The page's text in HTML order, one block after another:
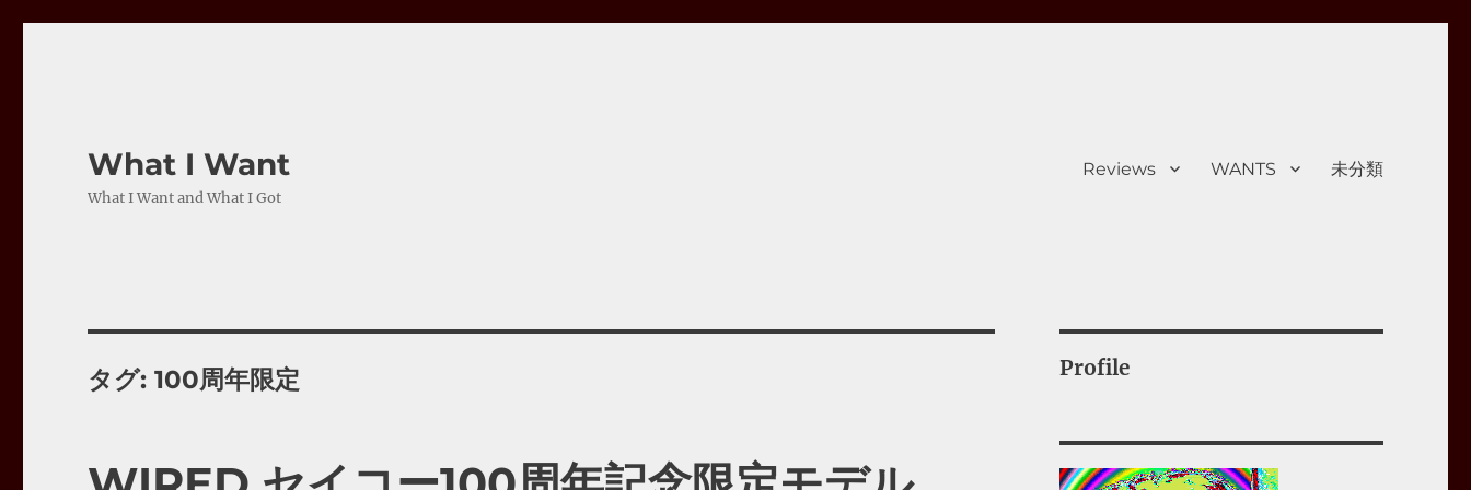
What I Want
What I Want and What I Got
Reviews WANTS 未分類
タグ:100周年限定 Profile